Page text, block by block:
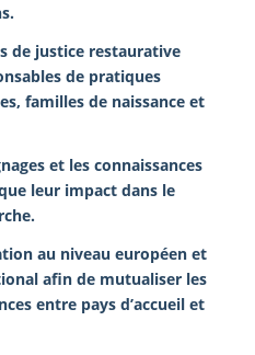
de justice restaurative
de pratiques
familles de naissance et
et les connaissances
leur impact dans le
au niveau européen et
afin de mutualiser les
entre pays d’accueil et